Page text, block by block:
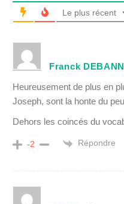
Le plus récent
Franck
Heureusement de plus en
Joseph, sont la honte du
Dehors les coincés du
-2 Répondre